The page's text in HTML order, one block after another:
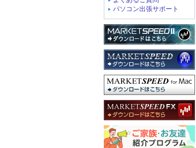
パソコン出張サポート